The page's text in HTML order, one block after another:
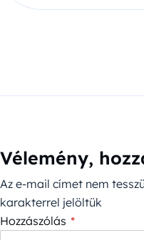
Vélemény,
Az e-mail címet nem
karakterrel jelöltük
Hozzászólás *